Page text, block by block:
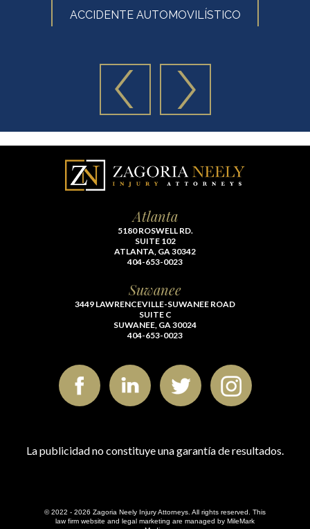
ACCIDENTE AUTOMOVILÍSTICO
Atlanta
5180 ROSWELL RD.
SUITE 102
ATLANTA, GA 30342
404-653-0023
Suwanee
3449 LAWRENCEVILLE-SUWANEE ROAD
SUITE C
SUWANEE, GA 30024
404-653-0023
La publicidad no constituye una garantía de resultados.
© 2022 - 2026 Zagoria Neely Injury Attorneys. All rights reserved. This
law firm website and legal marketing are managed by MileMark